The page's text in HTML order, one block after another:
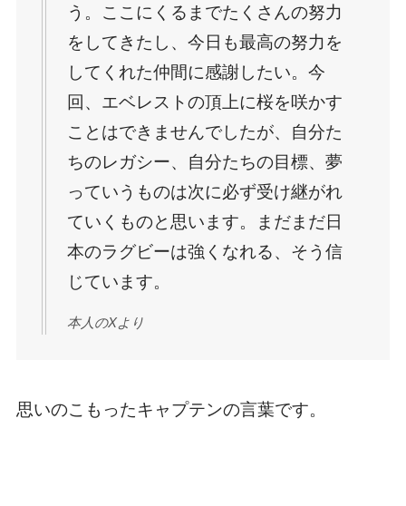
う。ここにくるまでたくさんの努力
をしてきたし、今日も最高の努力を
してくれた仲間に感謝したい。今
回、エベレストの頂上に桜を咲かす
ことはできませんでしたが、自分た
ちのレガシー、自分たちの目標、夢
っていうものは次に必ず受け継がれ
ていくものと思います。まだまだ日
本のラグビーは強くなれる、そう信
じています。
本人のXより
思いのこもったキャプテンの言葉です。